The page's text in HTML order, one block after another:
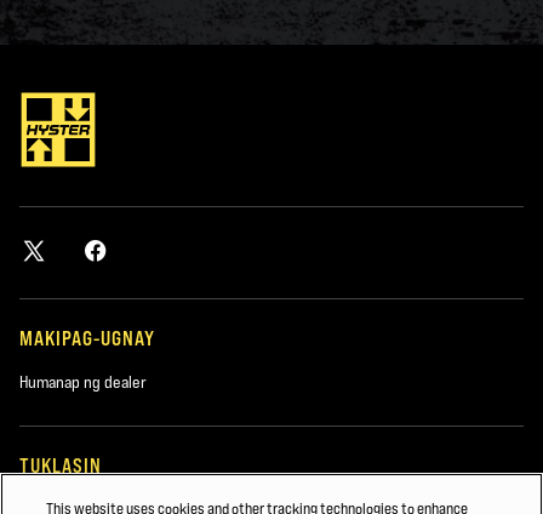
MAKIPAG-UGNAY
Humanap ng dealer
TUKLASIN
Tungkol sa amin
This website uses cookies and other tracking technologies to enhance